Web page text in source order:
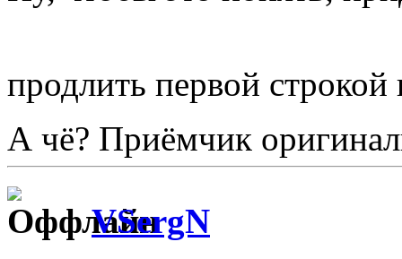
продлить первой
А чё? Приёмчик
VSergN